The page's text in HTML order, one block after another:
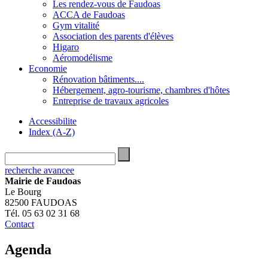
Les rendez-vous de Faudoas
ACCA de Faudoas
Gym vitalité
Association des parents d'élèves
Higaro
Aéromodélisme
Economie
Rénovation bâtiments....
Hébergement, agro-tourisme, chambres d'hôtes
Entreprise de travaux agricoles
Accessibilite
Index (A-Z)
recherche avancee
Mairie de Faudoas
Le Bourg
82500 FAUDOAS
Tél. 05 63 02 31 68
Contact
Agenda